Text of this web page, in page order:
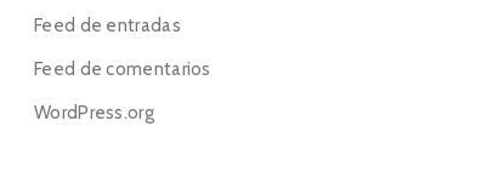
Feed de entradas
Feed de comentarios
WordPress.org